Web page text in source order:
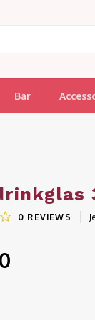
Bar
0 REVIEWS